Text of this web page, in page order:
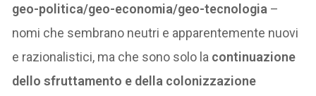
geo-politica/geo-economia/geo-tecnologia –
nomi che sembrano neutri e apparentemente nuovi
e razionalistici, ma che sono solo la continuazione
dello sfruttamento e della colonizzazione